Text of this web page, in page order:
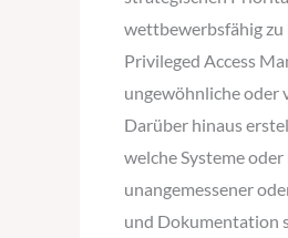
wettbewerbsfähig zu
Privileged Access
ungewöhnliche oder
Darüber hinaus
welche Systeme
unangemessener
und Dokumentation
Resilienz?